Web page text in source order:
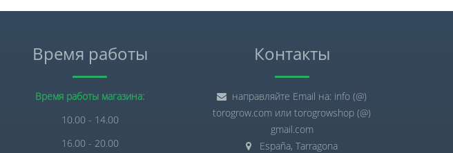
Время работы
Время работы магазина:
10.00 - 14.00
16.00 - 20.00
Контакты
направляйте Email на: info (@)
torogrow.com или torogrowshop (@)
gmail.com
España, Tarragona